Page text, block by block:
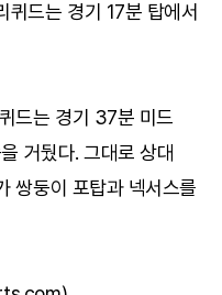
퀴드는 경기 17분 탑에서
드는 경기 37분 미드
거뒀다. 그대로 상대
쌍둥이 포탑과 넥서스를